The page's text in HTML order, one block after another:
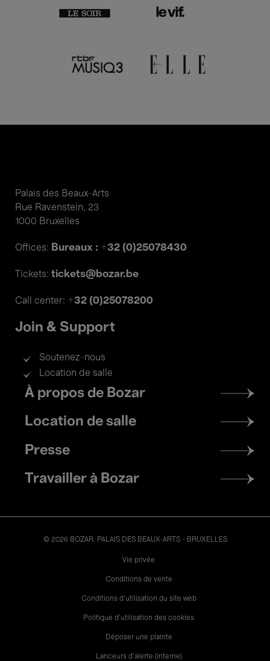
Palais des Beaux-Arts
Rue Ravenstein, 23
1000 Bruxelles
Offices: Bureaux : +32 (0)25078430
Tickets: tickets@bozar.be
Call center: +32 (0)25078200
Join & Support
Soutenez-nous
Location de salle
Footer
menu
À propos de Bozar
Location de salle
Presse
Travailler à Bozar
© 2026 BOZAR. PALAIS DES BEAUX-ARTS - BRUXELLES
Vie privée
Conditions de vente
Conditions d'utilisation du site web
Politique d'utilisation des cookies
Déposer une plainte
Lanceurs d’alerte (interne)